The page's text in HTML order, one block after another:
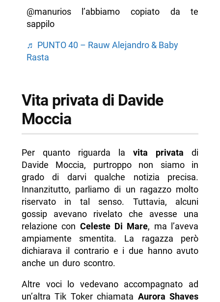
@manurios l’abbiamo copiato da te
sappilo
♬ PUNTO 40 – Rauw Alejandro & Baby
Rasta
Vita privata di Davide
Moccia
Per quanto riguarda lavita privata di
Davide Moccia, purtroppo non siamo in
grado di darvi qualche notizia precisa.
Innanzitutto, parliamo di un ragazzo molto
riservato in tal senso. Tuttavia, alcuni
gossip avevano rivelato che avesse una
relazione con Celeste Di Mare, ma l’aveva
ampiamente smentita. La ragazza però
dichiarava il contrario e i due hanno avuto
anche un duro scontro.
Altre voci lo vedevano accompagnato ad
un’altra Tik Toker chiamata Aurora Shaves